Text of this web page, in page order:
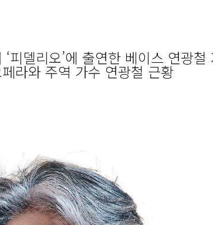
피델리오’에 출연한 베이스 연광철
라와 주역 가수 연광철 근황